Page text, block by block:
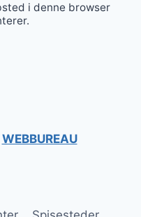
i denne browser
WEBBUREAU